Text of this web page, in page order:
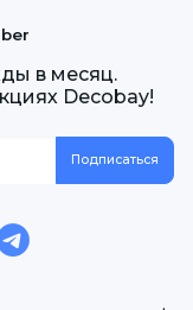
в месяц.
Decobay!